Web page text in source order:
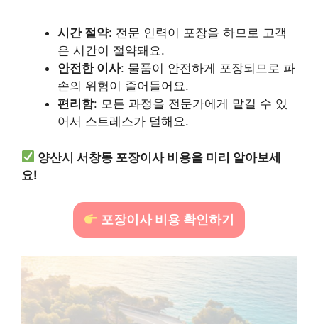
시간 절약: 전문 인력이 포장을 하므로 고객
은 시간이 절약돼요.
안전한 이사: 물품이 안전하게 포장되므로 파
손의 위험이 줄어들어요.
편리함: 모든 과정을 전문가에게 맡길 수 있
어서 스트레스가 덜해요.
양산시 서창동 포장이사 비용을 미리 알아보세
요!
포장이사 비용 확인하기